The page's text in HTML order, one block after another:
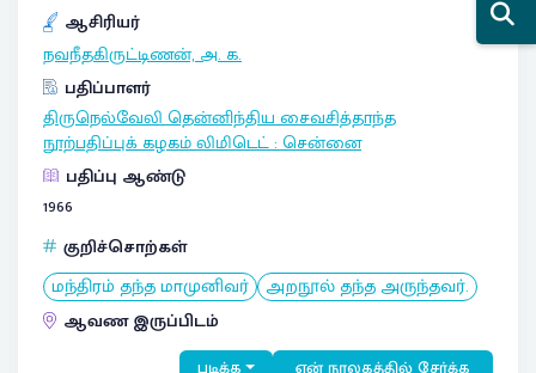
ஆசிரியர்
நவநீதகிருட்டிணன், அ. க.
பதிப்பாளர்
திருநெல்வேலி தென்னிந்திய சைவசித்தாந்த
நூற்பதிப்புக் கழகம் லிமிடெட்:சென்னை
பதிப்பு ஆண்டு
1966
குறிச்சொற்கள்
மந்திரம் தந்த மாமுனிவர் அறநூல் தந்த அருந்தவர்.
ஆவண இருப்பிடம்